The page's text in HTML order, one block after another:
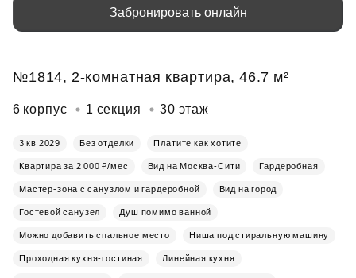
Забронировать онлайн
№1814, 2-комнатная квартира, 46.7 м²
6 корпус 1 секция 30 этаж
3 кв 2029 Без отделки Платите как хотите
Квартира за 2 000 ₽/мес Вид на Москва-Сити Гардеробная
Мастер-зона с санузлом и гардеробной Вид на город
Гостевой санузел Душ помимо ванной
Можно добавить спальное место Ниша под стиральную машину
Проходная кухня-гостиная Линейная кухня